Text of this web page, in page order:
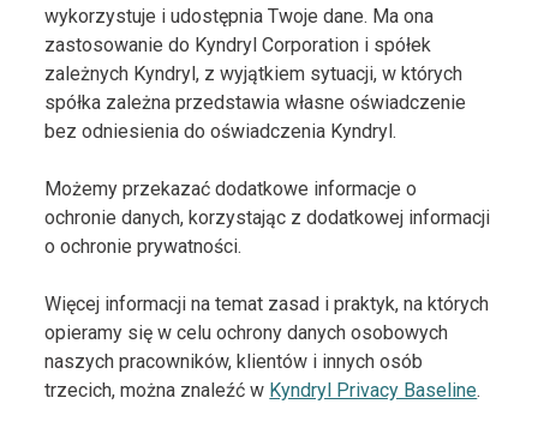
wykorzystuje i udostępnia Twoje dane. Ma ona
zastosowanie do Kyndryl Corporation i spółek
zależnych Kyndryl, z wyjątkiem sytuacji, w których
spółka zależna przedstawia własne oświadczenie
bez odniesienia do oświadczenia Kyndryl.
Możemy przekazać dodatkowe informacje o
ochronie danych, korzystając z dodatkowej informacji
o ochronie prywatności.
Więcej informacji na temat zasad i praktyk, na których
opieramy się w celu ochrony danych osobowych
naszych pracowników, klientów i innych osób
trzecich, można znaleźć w Kyndryl Privacy Baseline.